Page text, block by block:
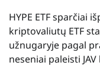
HYPE ETF sparčiai
kriptovaliutų ETF
užnugaryje pagal
neseniai paleisti